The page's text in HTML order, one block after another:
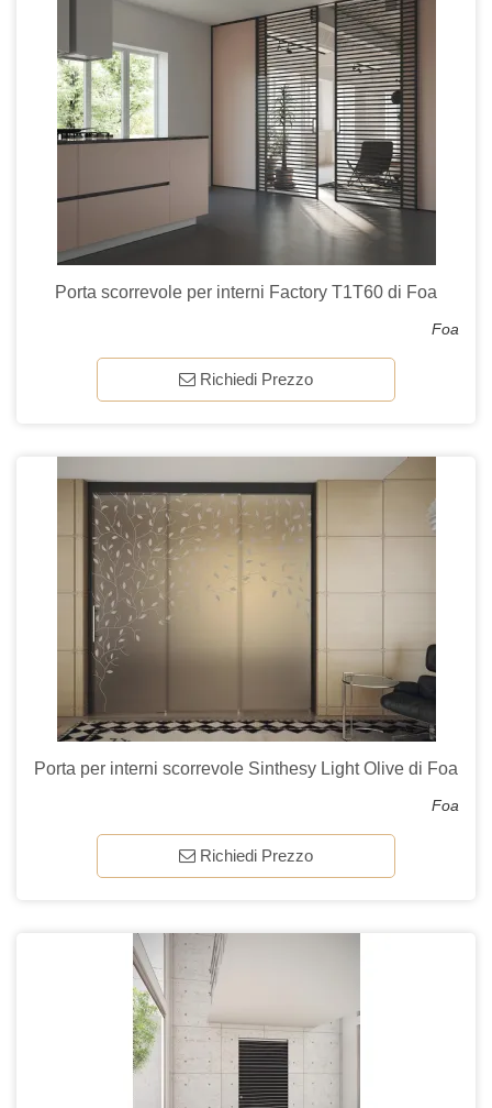
Porta scorrevole per interni Factory T1T60 di Foa
Foa
Richiedi Prezzo
Porta per interni scorrevole Sinthesy Light Olive di Foa
Foa
Richiedi Prezzo